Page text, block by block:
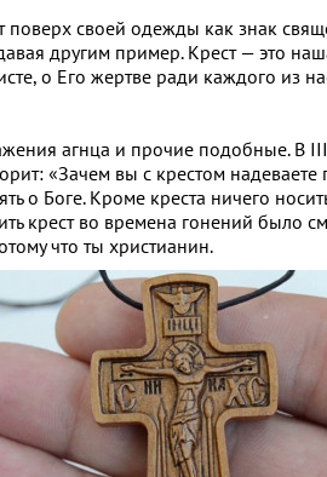
своей одежды как знак
другим пример. Крест — это
о Его жертве ради каждого из
агнца и прочие подобные. В
«Зачем вы с крестом
о Боге. Кроме креста ничего
крест во времена гонений было
что ты христианин.